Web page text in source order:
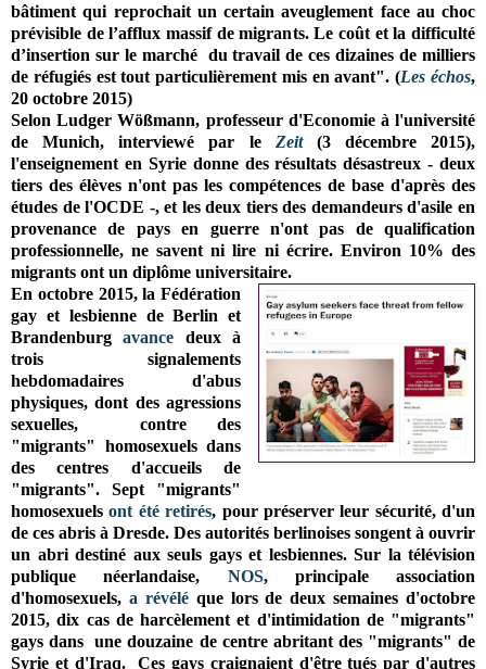
bâtiment qui reprochait un certain aveuglement face au choc
prévisible de l’afflux massif de migrants. Le coût et la difficulté
d’insertion sur le marché du travail de ces dizaines de milliers
de réfugiés est tout particulièrement mis en avant". (Les échos,
20 octobre 2015)
Selon Ludger Wößmann, professeur d'Economie à l'université
de Munich, interviewé par le Zeit(3 décembre 2015),
l'enseignement en Syrie donne des résultats désastreux - deux
tiers des élèves n'ont pas les compétences de base d'après des
études de l'OCDE -, et les deux tiers des demandeurs d'asile en
provenance de pays en guerre n'ont pas de qualification
professionnelle, ne savent ni lire ni écrire. Environ 10% des
migrants ont un diplôme universitaire.
En octobre 2015, la Fédération
gay et lesbienne de Berlin et
Brandenburgavance deux à
trois signalements
hebdomadaires d'abus
physiques, dont des agressions
sexuelles, contre des
"migrants" homosexuels dans
des centres d'accueils de
"migrants". Sept "migrants"
homosexuelsont été retirés, pour préserver leur sécurité, d'un
de ces abris à Dresde. Des autorités berlinoises songent à ouvrir
un abri destiné aux seuls gays et lesbiennes. Sur la télévision
publique néerlandaise, NOS, principale association
d'homosexuels, a révéléque lors de deux semaines d'octobre
2015, dix cas de harcèlement et d'intimidation de "migrants"
gays dans une douzaine de centre abritant des "migrants" de
Syrie et d'Iraq. Ces gays craignaient d'être tués par d'autres